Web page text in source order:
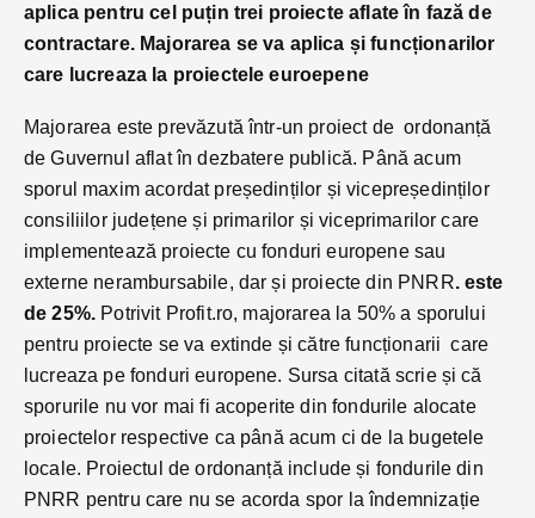
aplica pentru cel puțin trei proiecte aflate în fază de
contractare. Majorarea se va aplica și funcționarilor
care lucreaza la proiectele euroepene
Majorarea este prevăzută într-un proiect de ordonanță
de Guvernul aflat în dezbatere publică. Până acum
sporul maxim acordat președinților și vicepreședinților
consiliilor județene și primarilor și viceprimarilor care
implementează proiecte cu fonduri europene sau
externe nerambursabile, dar și proiecte din PNRR. este
de 25%. Potrivit Profit.ro, majorarea la 50% a sporului
pentru proiecte se va extinde și către funcționarii care
lucreaza pe fonduri europene. Sursa citată scrie și că
sporurile nu vor mai fi acoperite din fondurile alocate
proiectelor respective ca până acum ci de la bugetele
locale. Proiectul de ordonanță include și fondurile din
PNRR pentru care nu se acorda spor la îndemnizație